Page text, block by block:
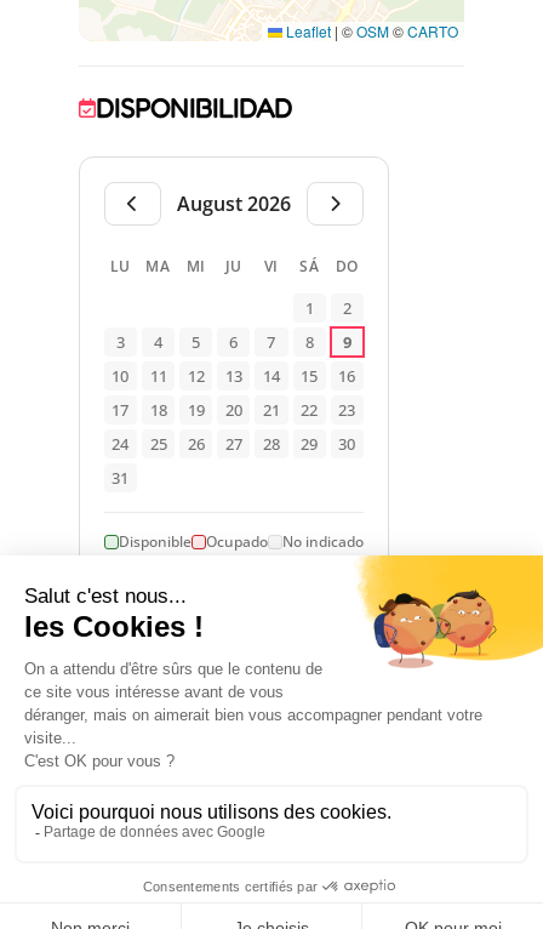
Parking sur place. De juin à septembre, de
10h à 12h et de 16h à 19h, les propriétaires
privée (4 m x 10 m, profondeur 1,5 m).
Leaflet | ©OSM©CARTO
DISPONIBILIDAD
August 2026
LU MA MI JU VI SÁ DO
1
2
3
4 5 6 7 8
9
10
11 12 13 14 15
16
17
18 19 20 21 22
23
24
25 26 27 28 29
30
31
Disponible Ocupado No indicado
1 January 2026 → 31 December 2026
ALOJAMIENTO
3 habitación(es)